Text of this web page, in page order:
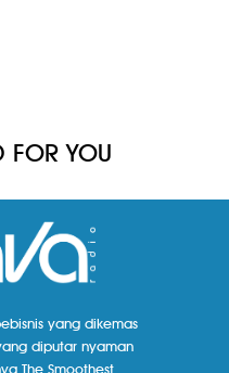
FOR YOU
yang dikemas
diputar nyaman
The Smoothest